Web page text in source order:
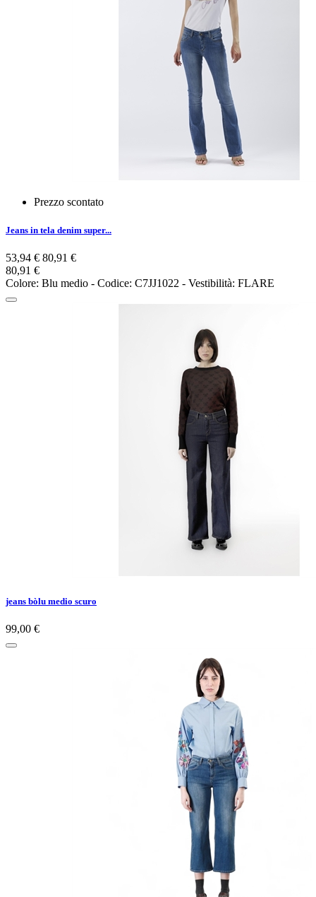
Prezzo scontato
Jeans in tela denim super...
53,94 € 80,91 €
80,91 €
Colore: Blu medio - Codice: C7JJ1022 - Vestibilità: FLARE
jeans bòlu medio scuro
99,00 €